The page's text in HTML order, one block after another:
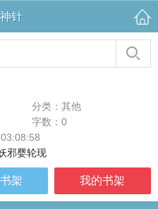
针
分类：其他
字数：0
邪婴轮现
架 我的书架